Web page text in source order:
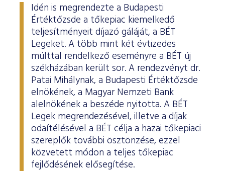
Idén is megrendezte a Budapesti
Értéktőzsde a tőkepiac kiemelkedő
teljesítményeit díjazó gáláját, a BÉT
Legeket. A több mint két évtizedes
múlttal rendelkező eseményre a BÉT új
székházában került sor. A rendezvényt dr.
Patai Mihálynak, a Budapesti Értéktőzsde
elnökének, a Magyar Nemzeti Bank
alelnökének a beszéde nyitotta. A BÉT
Legek megrendezésével, illetve a díjak
odaítélésével a BÉT célja a hazai tőkepiaci
szereplők további ösztönzése, ezzel
közvetett módon a teljes tőkepiac
fejlődésének elősegítése.